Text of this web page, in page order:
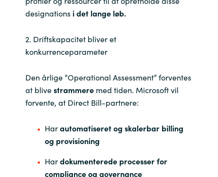
designationsi det lange løb.
2. Driftskapacitet bliver et
konkurrenceparameter
Den årlige “Operational Assessment” forventes
at blivestrammeremed tiden. Microsoft vil
forvente, at Direct Bill-partnere:
Harautomatiseret og skalerbar billing
og provisioning
Hardokumenterede processer for
compliance og governance